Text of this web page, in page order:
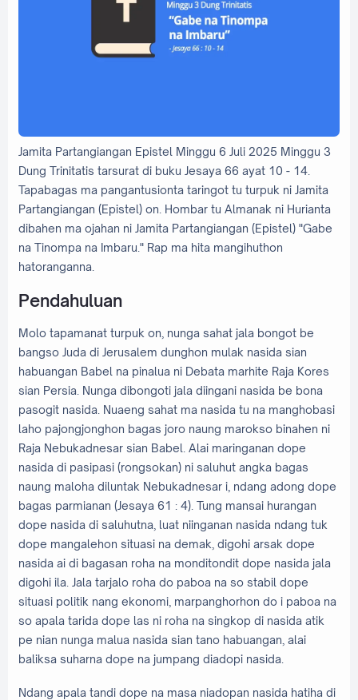
Jamita Partangiangan Epistel Minggu 6 Juli 2025 Minggu 3
Dung Trinitatis tarsurat di buku Jesaya 66 ayat 10 - 14.
Tapabagas ma pangantusionta taringot tu turpuk ni Jamita
Partangiangan (Epistel) on. Hombar tu Almanak ni Hurianta
dibahen ma ojahan ni Jamita Partangiangan (Epistel) "Gabe
na Tinompa na Imbaru." Rap ma hita mangihuthon
hatoranganna.
Pendahuluan
Molo tapamanat turpuk on, nunga sahat jala bongot be
bangso Juda di Jerusalem dunghon mulak nasida sian
habuangan Babel na pinalua ni Debata marhite Raja Kores
sian Persia. Nunga dibongoti jala diingani nasida be bona
pasogit nasida. Nuaeng sahat ma nasida tu na manghobasi
laho pajongjonghon bagas joro naung marokso binahen ni
Raja Nebukadnesar sian Babel. Alai maringanan dope
nasida di pasipasi (rongsokan) ni saluhut angka bagas
naung maloha diluntak Nebukadnesar i, ndang adong dope
bagas parmianan (Jesaya 61 : 4). Tung mansai hurangan
dope nasida di saluhutna, luat niinganan nasida ndang tuk
dope mangalehon situasi na demak, digohi arsak dope
nasida ai di bagasan roha na monditondit dope nasida jala
digohi ila. Jala tarjalo roha do paboa na so stabil dope
situasi politik nang ekonomi, marpanghorhon do i paboa na
so apala tarida dope las ni roha na singkop di nasida atik
pe nian nunga malua nasida sian tano habuangan, alai
baliksa suharna dope na jumpang diadopi nasida.
Ndang apala tandi dope na masa niadopan nasida hatiha di